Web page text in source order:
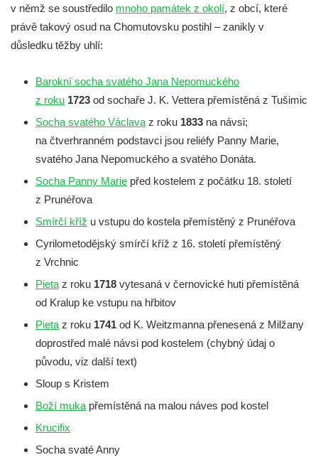
Palmeho kámen severně od
Hinterhermsdorfu
Křížový kámen (2606) ve vstupu do hradu
Kamenný kříž (0761) ve vstupu do hradu
Loket
Kamenný kříž (0136) ve vstupu do hradu
Loket
Kamenný kříž (0308) severně do kostela
svatého Václava ve Strupčicích
kostela svatého Václava ve Strupčicích
Soubor čtyř kamenných křížů (0426, 0723,
0724, 0725) v Knínicích
Kamenné kříže u kostela svatého Mikuláše
v Milhostově (0040 + 0041 + 0050)
Kamenné kříže na křižovatce západně od
Milhostova (0038 + 0039)
Kamenný kříž (0059) jižně od Tomášova u
Mikulášovic
Kamenný kříž (0310) u kostela Povýšení
svatého kříže v Údlicích
Kamenný kříž (0216) na rozcestí
v němž se soustředilo mnoho památek z okolí, z obcí, které
právě takový osud na Chomutovsku postihl – zanikly v
důsledku těžby uhlí:
Barokní socha svatého Jana Nepomuckého
z roku 1723 od sochaře J. K. Vettera přemístěná z Tušimic
Socha svatého Václava z roku 1833 na návsi;
na čtverhranném podstavci jsou reliéfy Panny Marie,
svatého Jana Nepomuckého a svatého Donáta.
Socha Panny Marie před kostelem z počátku 18. století
z Prunéřova
Smírčí kříž u vstupu do kostela přemístěný z Prunéřova
Cyrilometodějský smírčí kříž z 16. století přemístěný
z Vrchnic
Pieta z roku 1718 vytesaná v černovické huti přemístěná
od Kralup ke vstupu na hřbitov
Pieta z roku 1741 od K. Weitzmanna přenesená z Milžany
doprostřed malé návsi pod kostelem (chybný údaj o
původu, viz další text)
Sloup s Kristem
Boží muka přemístěná na malou náves pod kostel
Krucifix
Socha svaté Anny